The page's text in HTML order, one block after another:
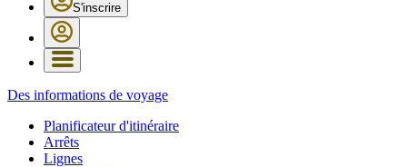
S'inscrire
Des informations de voyage
Planificateur d'itinéraire
Arrêts
Lignes